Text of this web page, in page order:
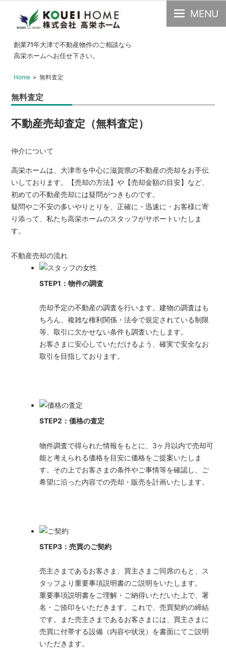
大
津
の
不
動
産・
古
物
件
の
こ
と
は
エ
ム】
創業71年大津で不動産物件のご相談なら
高栄ホームへお任せ下さい。
MENU
Home 無料査定
無料査定
不動産売却査定（無料査定）
仲介について
高栄ホームは、大津市を中心に滋賀県の不動産の売却をお手伝
いしております。【売却の方法】や【売却金額の目安】など、
初めての不動産売却には疑問がつきものです。
疑問やご不安の多いやりとりを、正確に・迅速に・お客様に寄
り添って、私たち高栄ホームのスタッフがサポートいたしま
す。
不動産売却の流れ
STEP1：物件の調査
売却予定の不動産の調査を行います。建物の調査はも
ちろん、複雑な権利関係・法令で規定されている制限
等、取引に欠かせない条件も調査いたします。
お客さまに安心していただけるよう、確実で安全なお
取引を目指しております。
STEP2：価格の査定
物件調査で得られた情報をもとに、3ヶ月以内で売却可
能と考えられる価格を目安に価格をご提案いたしま
す。その上でお客さまの条件やご事情等を確認し、ご
希望に沿った内容での売却・販売を計画いたします。
STEP3：売買のご契約
売主さまであるお客さま、買主さまご同席のもと、ス
タッフより重要事項説明書のご説明をいたします。
重要事項説明書をご理解・ご納得いただいた上で、署
名・ご捺印をいただきます。これで、売買契約の締結
です。また売主さまであるお客さまには、買主さまに
売買に付帯する設備（内容や状況）を書面にてご説明
いただきます。